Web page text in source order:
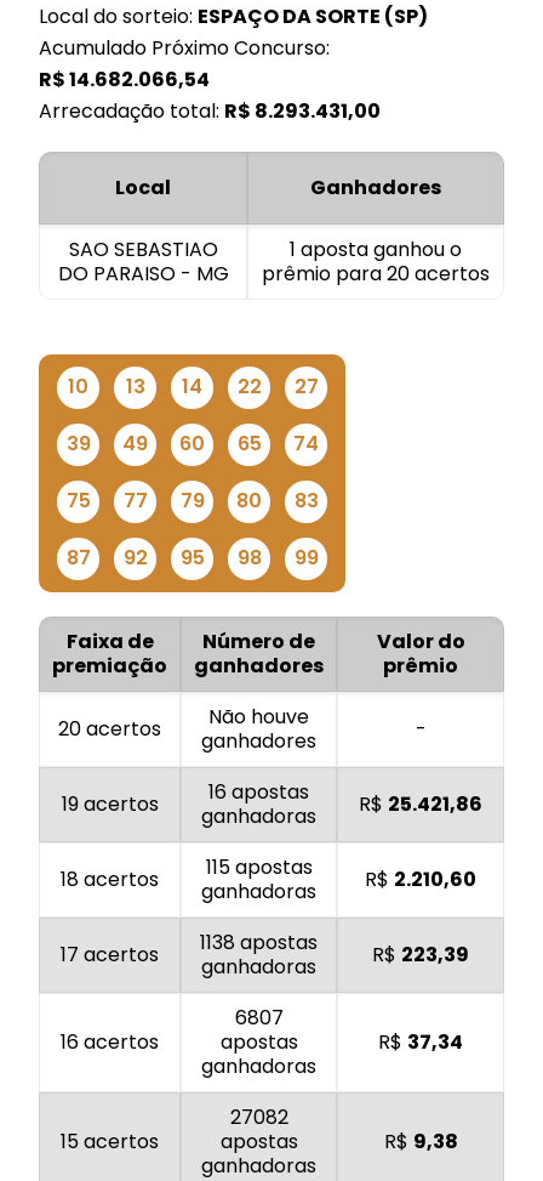
Local do sorteio: ESPAÇO DA SORTE (SP)
Acumulado Próximo Concurso:
R$14.682.066,54
Arrecadação total: R$ 8.293.431,00
Local Ganhadores
SAO SEBASTIAO
DO PARAISO - MG
1 aposta ganhou o
prêmio para 20 acertos
10 13 14 22 27
39 49 60 65 74
75 77 79 80 83
87 92 95 98 99
Faixa de
premiação
Número de
ganhadores
Valor do
prêmio
20 acertos
Não houve
ganhadores
-
19 acertos
16 apostas
ganhadoras
R$ 25.421,86
18 acertos
115 apostas
ganhadoras
R$ 2.210,60
17 acertos
1138 apostas
ganhadoras
R$ 223,39
16 acertos
6807
apostas
ganhadoras
R$ 37,34
15 acertos
27082
apostas
ganhadoras
R$ 9,38